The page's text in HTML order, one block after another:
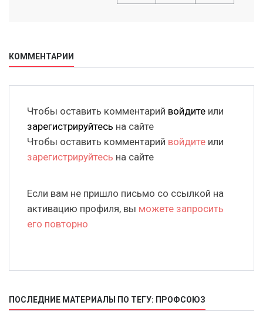
КОММЕНТАРИИ
Чтобы оставить комментарий войдите или
зарегистрируйтесь на сайте
Чтобы оставить комментарий войдите или
зарегистрируйтесь на сайте
Если вам не пришло письмо со ссылкой на
активацию профиля, вы можете запросить
его повторно
ПОСЛЕДНИЕ МАТЕРИАЛЫ ПО ТЕГУ: ПРОФСОЮЗ